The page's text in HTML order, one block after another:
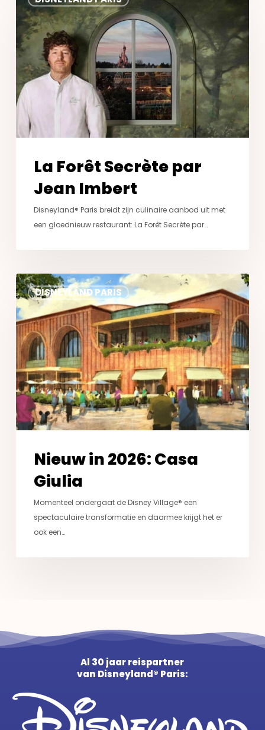
Secrète
par
Jean
Imbert
La Forêt Secrète par
Jean Imbert
Disneyland® Paris breidt zijn culinaire aanbod uit met
een gloednieuw restaurant: La Forêt Secrète par…
DISNEYLAND PARIS
Nieuw
in
2026:
Casa
Giulia
Nieuw in 2026: Casa
Giulia
Momenteel ondergaat de Disney Village® een
spectaculaire transformatie en daarmee krijgt het er
ook een…
Al 30 jaar reispartner
van Disneyland® Paris: